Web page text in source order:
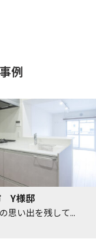
例
Y様邸
思い出を残して...